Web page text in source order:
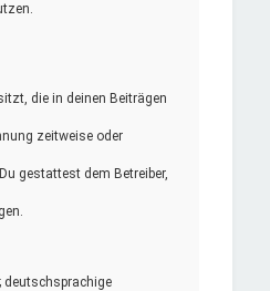
die in deinen Beiträgen
zeitweise oder
gestattest dem Betreiber,
deutschsprachige